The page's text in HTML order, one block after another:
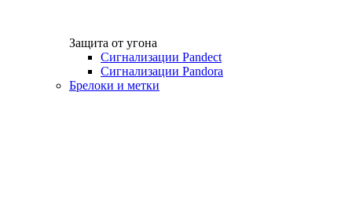
Защита от угона
Сигнализации Pandect
Сигнализации Pandora
Брелоки и метки